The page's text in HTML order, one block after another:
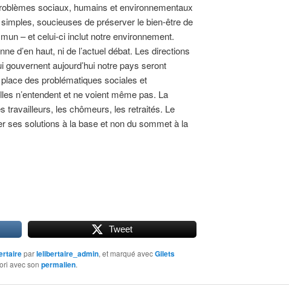
sociaux, humains et environnementaux
soucieuses de préserver le bien-être de
– et celui-ci inclut notre environnement.
d’en haut, ni de l’actuel débat. Les directions
aujourd’hui notre pays seront
des problématiques sociales et
n’entendent et ne voient même pas. La
travailleurs, les chômeurs, les retraités. Le
ses solutions à la base et non du sommet à la
Tweet
parlelibertaire_admin, et marqué avecGilets
avec son permalien.